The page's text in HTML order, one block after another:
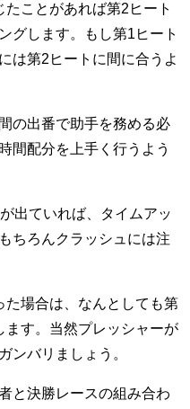
ことがあれば第2ヒート
グします。もし第1ヒート
は第2ヒートに間に合うよ
の出番で助手を務める必
間配分を上手く行うよう
出ていれば、タイムアッ
ちろんクラッシュには注
場合は、なんとしても第
ます。当然プレッシャーが
ンバリましょう。
と決勝レースの組み合わ